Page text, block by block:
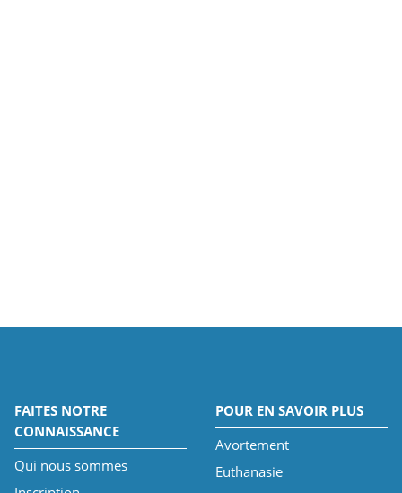
FAITES NOTRE
CONNAISSANCE
Qui nous sommes
POUR EN SAVOIR PLUS
Avortement
Euthanasie